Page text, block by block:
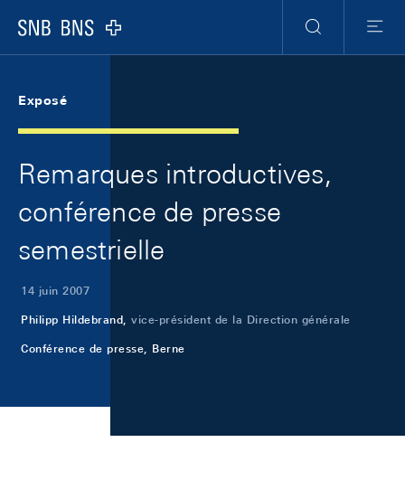
Logo
RechercheMenu
Exposé
Remarques introductives,
conférence de presse
semestrielle
14 juin 2007
Philipp Hildebrand, vice-président de la Direction générale
Conférence de presse, Berne